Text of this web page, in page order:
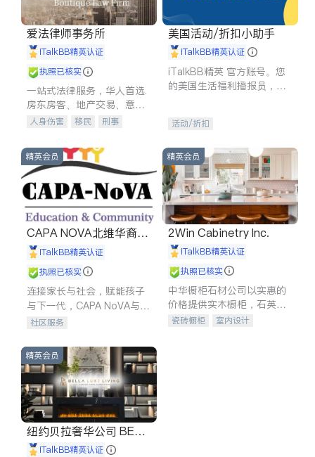
爱法律师事务所
iTalkBB精英认证
执照已核实
一站式法律服务，华人首选.
房东房客、地产交易、意外
伤害、车祸重伤、商业诉
建筑合同、刑事案件全包办
人身伤害 移民
刑事
信托/遗嘱
商业
索赔
律师-其它 保释
美国活动/折扣小助手
iTalkBB精英认证
iTalkBB精英 官方账号。您
的美国生活福利播报员，精
专属福利。
活动/折扣
精英会员
CAPA NOVA北维华裔家
长会iTalkBB精英认证
执照已核实
连接家长与社会，赋能孩子
与下一代，CAPA NoVA与您
携手建设包容、公平、充满
社区服务
精英会员
2Win Cabinetry Inc.
iTalkBB精英认证
执照已核实
中华橱柜石材公司以实惠的
价格提供实木橱柜，石英石
台面，多种优质不锈钢水
瓷砖橱柜
室内设计
精英会员
纽约贝拉奢华公司 BELL
A LUXE
iTalkBB精英认证